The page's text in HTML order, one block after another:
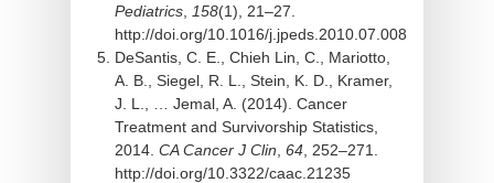
Pediatrics
158(1), 21–27.
http://doi.org/10.1016/j.jpeds.2010.07.008
DeSantis, C. E., Chieh Lin, C., Mariotto,
A. B., Siegel, R. L., Stein, K. D., Kramer,
J. L., … Jemal, A. (2014). Cancer
Treatment and Survivorship Statistics,
2014. CA Cancer J Clin 64 , 252–271.
http://doi.org/10.3322/caac.21235